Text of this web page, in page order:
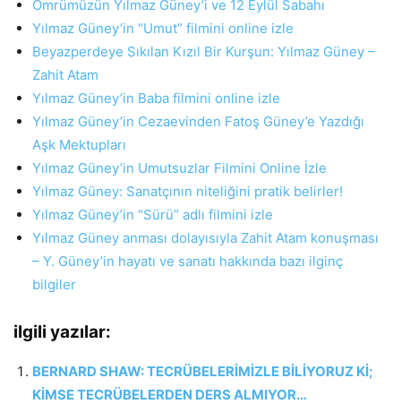
Ömrümüzün Yılmaz Güney’i ve 12 Eylül Sabahı
Yılmaz Güney’in “Umut” filmini online izle
Beyazperdeye Sıkılan Kızıl Bir Kurşun: Yılmaz Güney –
Zahit Atam
Yılmaz Güney’in Baba filmini online izle
Yılmaz Güney’in Cezaevinden Fatoş Güney’e Yazdığı
Aşk Mektupları
Yılmaz Güney’in Umutsuzlar Filmini Online İzle
Yılmaz Güney: Sanatçının niteliğini pratik belirler!
Yılmaz Güney’in “Sürü” adlı filmini izle
Yılmaz Güney anması dolayısıyla Zahit Atam konuşması
– Y. Güney’in hayatı ve sanatı hakkında bazı ilginç
bilgiler
ilgili yazılar:
BERNARD SHAW: TECRÜBELERİMİZLE BİLİYORUZ Kİ;
KİMSE TECRÜBELERDEN DERS ALMIYOR…